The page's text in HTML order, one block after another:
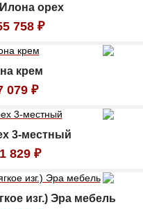
орех
758 ₽
крем
079 ₽
3-местный
829 ₽
изг.) Эра мебель